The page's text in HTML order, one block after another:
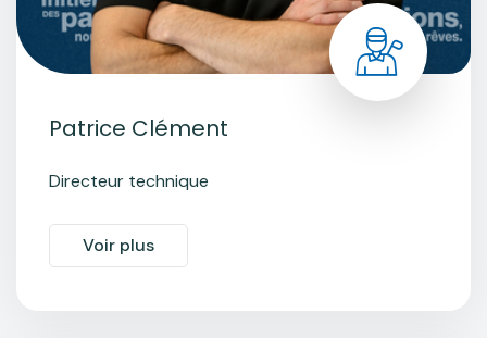
Patrice Clément
Directeur technique
Voir plus